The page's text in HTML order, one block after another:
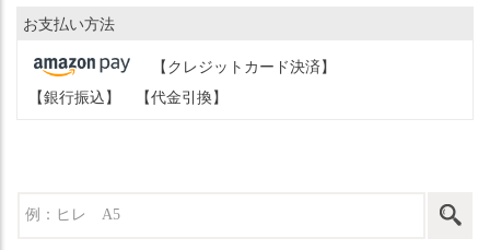
お支払い方法
【クレジットカード決済】
【銀行振込】
【代金引換】